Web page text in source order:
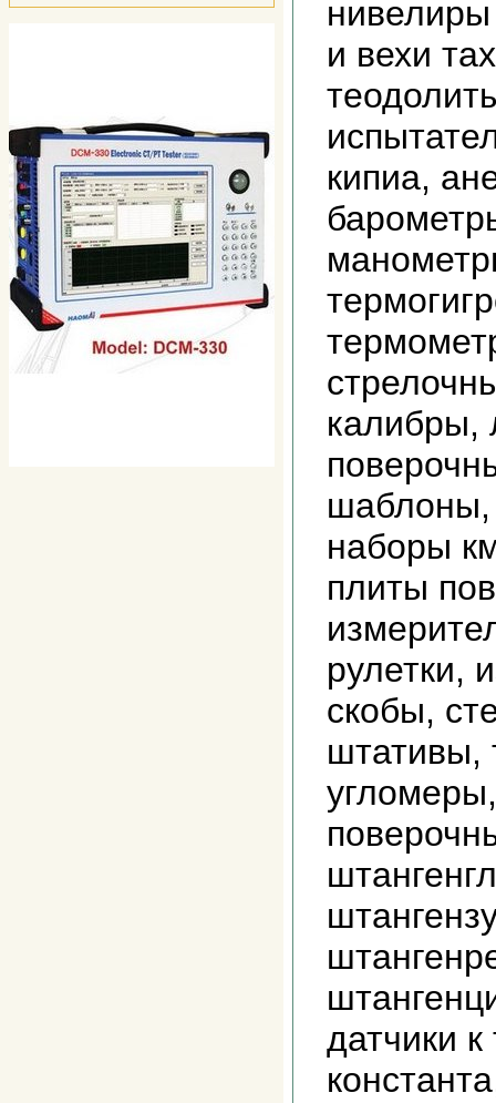
и вехи
кипиа,
калибры,
наборы
плиты
рулетки,
скобы,
датчики